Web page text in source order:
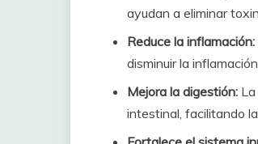
ayudan a eliminar
Reduce la inflamación:
disminuir la
Mejora la digestión:
intestinal, facilitando